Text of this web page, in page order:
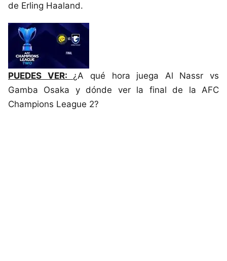
de Erling Haaland.
PUEDES VER: ¿A qué hora juega Al Nassr vs
Gamba Osaka y dónde ver la final de la AFC
Champions League 2?